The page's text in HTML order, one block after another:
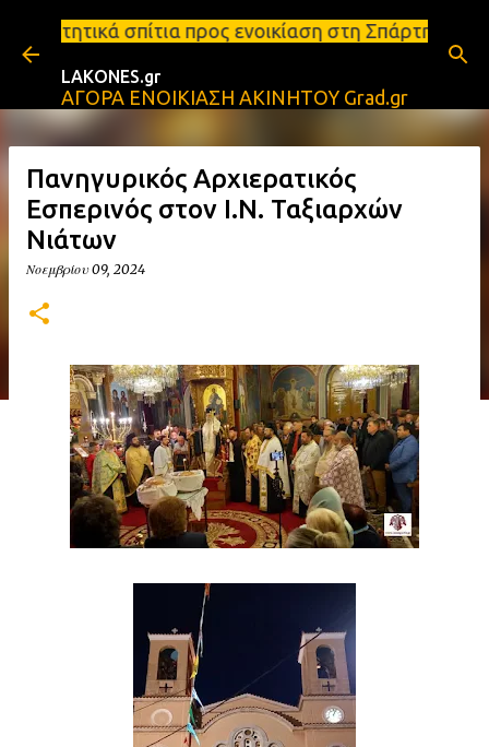
Μετάβαση στο κύριο περιεχόμενο
προς ενοικίαση στη Σπάρτη Ενοικιάσεις
LAKONES.gr
ΑΓΟΡΑ ΕΝΟΙΚΙΑΣΗ ΑΚΙΝΗΤΟΥ Grad.gr
Πανηγυρικός Αρχιερατικός
Εσπερινός στον Ι.Ν. Ταξιαρχών
Νιάτων
Νοεμβρίου 09, 2024